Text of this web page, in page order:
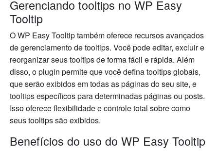
Gerenciando tooltips no WP Easy
Tooltip
O WP Easy Tooltip também oferece recursos avançados
de gerenciamento de tooltips. Você pode editar, excluir e
reorganizar seus tooltips de forma fácil e rápida. Além
disso, o plugin permite que você defina tooltips globais,
que serão exibidos em todas as páginas do seu site, e
tooltips específicos para determinadas páginas ou posts.
Isso oferece flexibilidade e controle total sobre como
seus tooltips são exibidos.
Benefícios do uso do WP Easy Tooltip